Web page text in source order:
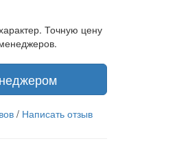
Точную цену
/ Написать отзыв